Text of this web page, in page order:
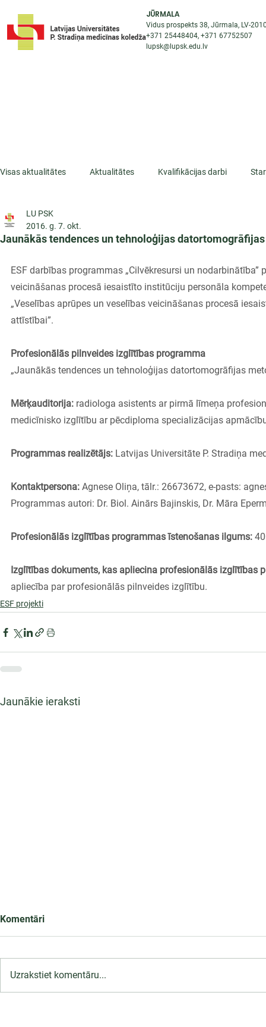
JŪRMALA
Vidus prospekts 38, Jūrmala, LV-
+371 25448404, +371 67752507
lupsk@lupsk.edu.lv
Visas aktualitātes Aktualitātes Kvalifikācijas darbi
ESF projekti
Jaunākās tendences un tehnoloģijas
LU PSK
2016. g. 7. okt.
ESF darbības programmas „Cilvēkresursi un
veicināšanas procesā iesaistīto institūciju personāla
„Veselības aprūpes un veselības veicināšanas procesā
attīstībai”.
Profesionālās pilnveides izglītības programma
„Jaunākās tendences un tehnoloģijas datortomogrāfijas
Mērķauditorija: radiologa asistents ar pirmā līmeņa
medicīnisko izglītību ar pēcdiploma specializācijas
Programmas realizētājs: Latvijas Universitāte P. Stradiņa
Kontaktpersona: Agnese Oliņa, tālr.: 26673672, e-pasts:
Programmas autori: Dr. Biol. Ainārs Bajinskis, Dr. Māra
Profesionālās izglītības programmas īstenošanas ilgums:
Izglītības dokuments, kas apliecina profesionālās izglītības
apliecība par profesionālās pilnveides izglītību.
ESF projekti
Jaunākie ieraksti
Komentāri
Uzrakstiet komentāru...